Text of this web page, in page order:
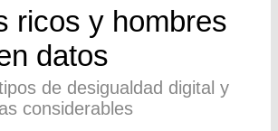
ricos y hombres
datos
de desigualdad digital y
considerables